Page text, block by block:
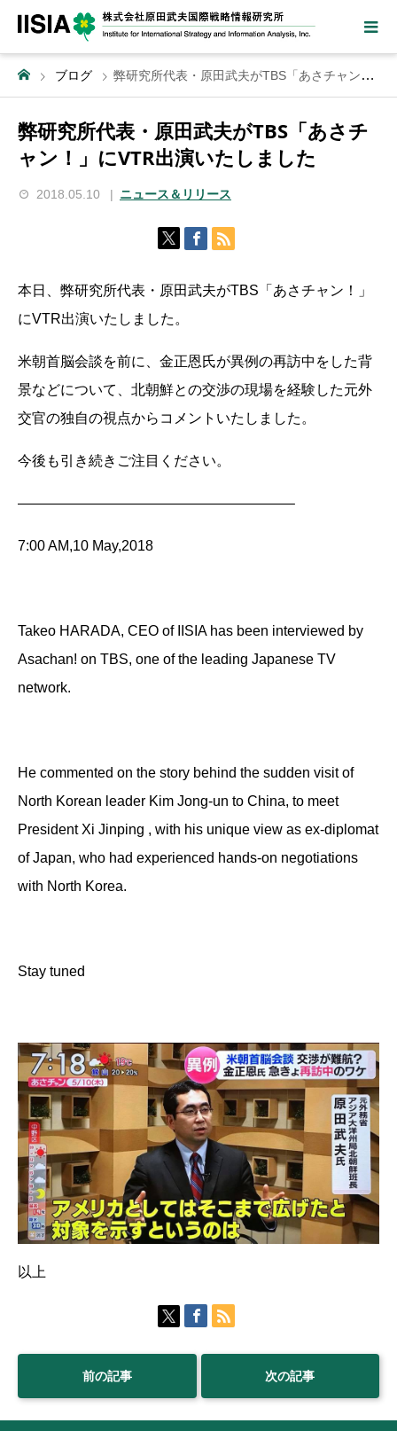
ブログ 弊研究所代表・原田武夫がTBS「あさチャン！」にVTR出演いたしました
弊研究所代表・原田武夫がTBS「あさチ
ャン！」にVTR出演いたしました
2018.05.10 ニュース＆リリース
本日、弊研究所代表・原田武夫がTBS「あさチャン！」
にVTR出演いたしました。
米朝首脳会談を前に、金正恩氏が異例の再訪中をした背
景などについて、北朝鮮との交渉の現場を経験した元外
交官の独自の視点からコメントいたしました。
今後も引き続きご注目ください。
———————————————————–
7:00 AM,10 May,2018
Takeo HARADA, CEO of IISIA has been interviewed by
Asachan! on TBS, one of the leading Japanese TV
network.
He commented on the story behind the sudden visit of
North Korean leader Kim Jong-un to China, to meet
President Xi Jinping , with his unique view as ex-diplomat
of Japan, who had experienced hands-on negotiations
with North Korea.
Stay tuned
以上
前の記事 次の記事